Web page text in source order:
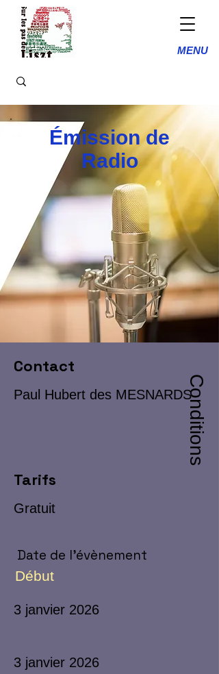
MENU
Émission de
Radio
Contact
Paul Hubert des MESNARDS
Tarifs
Conditions
Gratuit
Date de l'évènement
Début
3 janvier 2026
3 janvier 2026